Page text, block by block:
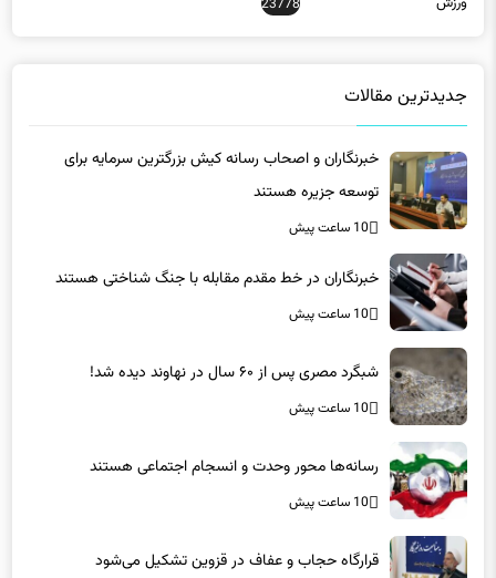
خبرنگاران و اصحاب رسانه کیش بزرگترین سرمایه برای
توسعه جزیره هستند
10 ساعت پیش
10 ساعت پیش
10 ساعت پیش
10 ساعت پیش
10 ساعت پیش